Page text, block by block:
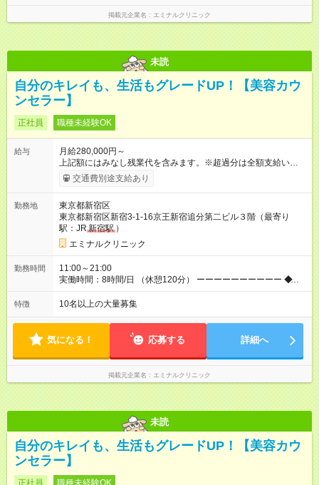
掲載元企業名 エミナルクリニック
未読
自分のキレイも、生活もグレードUP！【美容カウ
ンセラー】
正社員 職種未経験OK
給与
月給280,000円～
上記額にはみなし残業代を含みます。※超過分は全額支給いたし
ます。 みなし残業代 38,100円／月 みなし残業時間 23時間／月
◆インセンティブを支給◆ 頑張りに応じて、インセンティブ（業
【年収800万円】を記録している先輩社員も在籍しています。
【試用期間】試用期間あり 試用期間の長さ：6ヶ月 ※ 雇用形態
と給与に、本採用時と異なる部分があります。 雇用形態：中途
採用（契約社員） 給与：月給 270,000円以上 上記額にはみなし
残業代を含みます。※超過分は全額支給いたします。 みなし残
業代 36,700円／月 みなし残業時間 23時間／月
交通費別途支給あり
勤務地
東京都新宿区
東京都新宿区新宿3-1-16京王新宿追分第二ビル３階（最寄り
駅：JR 新宿駅 ）
エミナルクリニック
勤務時間
11:00～21:00
実働時間：8時間/日 （休憩120分） ーーーーーーーーーー ◆残
業少なめ＆通勤も楽々◆ ーーーーーーーーーー 始業時間は11時
とゆっくりなので、通勤ラッシュの中出社する大変さはありま
生活との両立が叶います。
特徴 10名以上の大量募集
気になる！ 応募する 詳細へ
掲載元企業名 エミナルクリニック
未読
自分のキレイも、生活もグレードUP！【美容カウ
ンセラー】
正社員 職種未経験OK